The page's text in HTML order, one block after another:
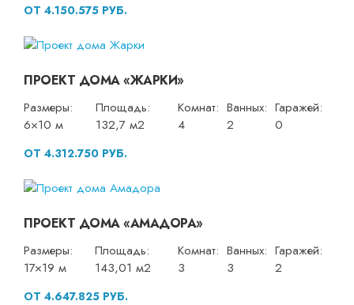
ОТ 4.150.575 РУБ.
ПРОЕКТ ДОМА «ЖАРКИ»
Размеры:
6×10 м
Площадь:
132,7 м2
Комнат:
4
Ванных:
2
Гаражей:
0
ОТ 4.312.750 РУБ.
ПРОЕКТ ДОМА «АМАДОРА»
Размеры:
17×19 м
Площадь:
143,01 м2
Комнат:
3
Ванных:
3
Гаражей:
2
ОТ 4.647.825 РУБ.